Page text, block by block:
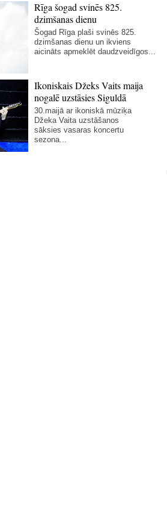
Rīga šogad svinēs 825.
dzimšanas dienu
Šogad Rīga plaši svinēs 825.
dzimšanas dienu un ikviens
aicināts apmeklēt daudzveidīgos...
Ikoniskais Džeks Vaits maija
nogalē uzstāsies Siguldā
30.maijā ar ikoniskā mūziķa
Džeka Vaita uzstāšanos
sāksies vasaras koncertu
sezona...